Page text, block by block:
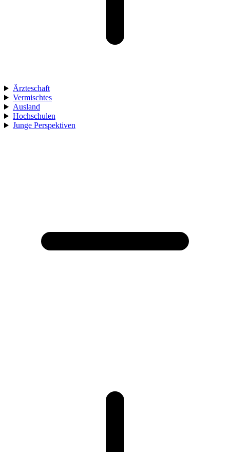
Ärzteschaft
Vermischtes
Ausland
Hochschulen
Junge Perspektiven